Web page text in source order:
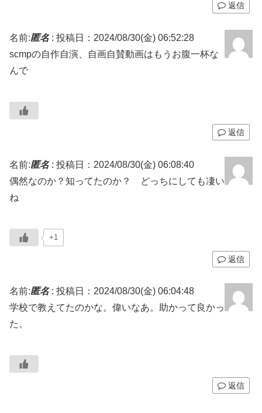
返信
名前:匿名: 投稿日：2024/08/30(金) 06:52:28
scmpの自作自演、自画自賛動画はもうお腹一杯な
んで
返信
名前:匿名: 投稿日：2024/08/30(金) 06:08:40
偶然なのか？知ってたのか？ どっちにしても凄い
ね
+1
返信
名前:匿名: 投稿日：2024/08/30(金) 06:04:48
学校で教えてたのかな。偉いなあ。助かって良かっ
た。
返信